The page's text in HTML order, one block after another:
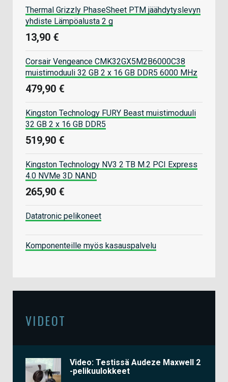
Thermal Grizzly PhaseSheet PTM jäähdytyslevyn
yhdiste Lämpöalusta 2 g
13,90 €
Corsair Vengeance CMK32GX5M2B6000C38
muistimoduuli 32 GB 2 x 16 GB DDR5 6000 MHz
479,90 €
Kingston Technology FURY Beast muistimoduuli
32 GB 2 x 16 GB DDR5
519,90 €
Kingston Technology NV3 2 TB M.2 PCI Express
4.0 NVMe 3D NAND
265,90 €
Datatronic pelikoneet
Komponenteille myös kasauspalvelu
VIDEOT
Video: Testissä Audeze Maxwell 2
-pelikuulokkeet